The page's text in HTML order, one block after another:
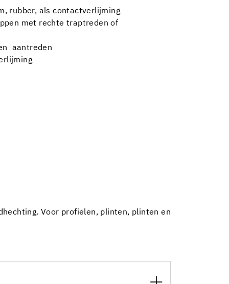
rubber, als contactverlijming
met rechte traptreden of
aantreden
Voor profielen, plinten, plinten en